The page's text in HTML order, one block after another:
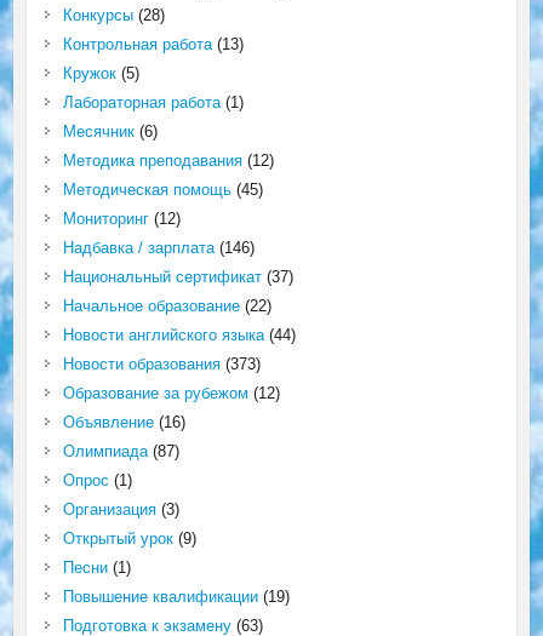
Конкурсы(28)
Контрольная работа(13)
Кружок(5)
Лабораторная работа(1)
Месячник(6)
Методика преподавания(12)
Методическая помощь(45)
Мониторинг(12)
Надбавка / зарплата(146)
Национальный сертификат(37)
Начальное образование(22)
Новости английского языка(44)
Новости образования(373)
Образование за рубежом (12)
Объявление(16)
Олимпиада(87)
Опрос (1)
Организация(3)
Открытый урок(9)
Песни(1)
Повышение квалификации(19)
Подготовка к экзамену(63)